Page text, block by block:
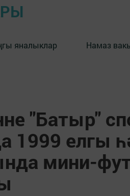
яналыклар Намаз
"Батыр"
1999 елгы
мини-